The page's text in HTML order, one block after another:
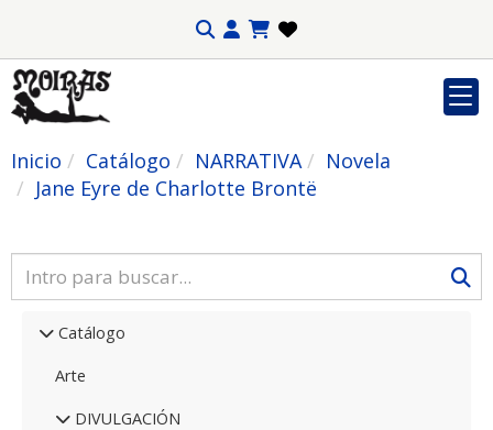
Inicio Catálogo NARRATIVA
Novela
Jane Eyre de Charlotte Brontë
Catálogo
Arte
DIVULGACIÓN